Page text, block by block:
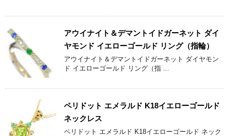
アウイナイト＆デマントイドガーネット ダイ
ヤモンド イエローゴールド リング（指輪）
アウイナイト＆デマントイドガーネット ダイヤモン
ド イエローゴールド リング（指 ...
ペリドット エメラルド K18イエローゴールド
ネックレス
ペリドット エメラルド K18イエローゴールド ネック